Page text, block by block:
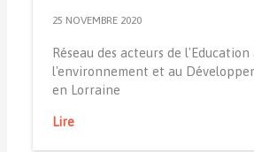
25 NOVEMBRE 2020
Réseau des acteurs de l'Education
l'environnement et au
en Lorraine
Lire